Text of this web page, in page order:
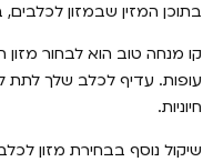
בתוכן המזין שבמזון
קו מנחה טוב הוא לבחור
עופות. עדיף לכלב שלך לתת
חיוניות.
שיקול נוסף בבחירת מזון